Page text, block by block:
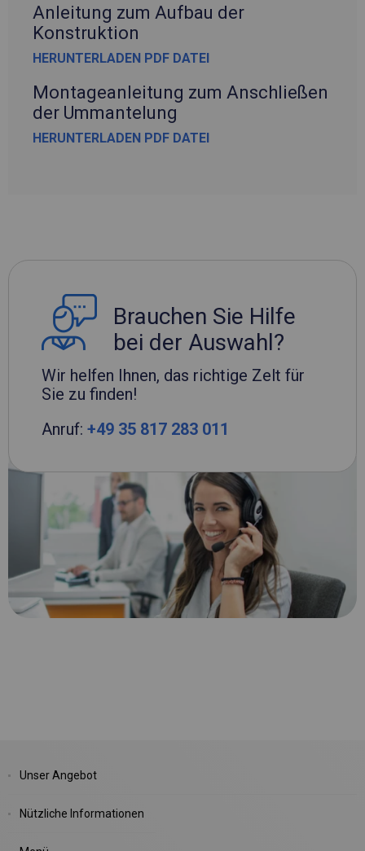
Anleitung zum Aufbau der
Konstruktion
HERUNTERLADEN PDF DATEI
Montageanleitung zum Anschließen
der Ummantelung
HERUNTERLADEN PDF DATEI
Brauchen Sie Hilfe
bei der Auswahl?
Wir helfen Ihnen, das richtige Zelt für
Sie zu finden!
Anruf: +49 35 817 283 011
Unser Angebot
Nützliche Informationen